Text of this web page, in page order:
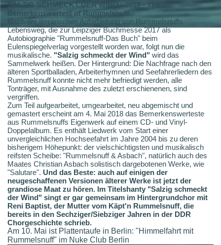
SALZIG SCHMECKT DER WIND - 2018 - The
Bemerkenswertest of Rummelsnuff
Nach der literarischen Aufarbeitung von Rummelsnuffs
Lebensweg, die zur Leipziger Buchmesse 2017 als
Autobiographie "Rummelsnuff-Das Buch" beim
Eulenspiegelverlag vorgestellt worden war, folgt nun die
musikalische. "Salzig schmeckt der Wind" wird das
Sammelwerk heißen. Der Hintergrund: Die Nachfrage nach den
älteren Sportballaden, Arbeiterhymnen und Seefahrerliedern des
Rummelsnuff konnte nicht mehr befriedigt werden, alle
Tonträger, mit Ausnahme des zuletzt erschienenen, sind
vergriffen.
Zum Teil aufgearbeitet, umgearbeitet, neu abgemischt und
gemastert erscheint am 4. Mai 2018 das Bemerkenswerteste
aus Rummelsnuffs Eigenwerk auf einem CD- und Vinyl-
Doppelalbum. Es enthält Liedwerk vom Start einer
unvergleichlichen Hochseefahrt im Jahre 2004 bis zu deren
bisherigem Höhepunkt: der vielschichtigsten und musikalisch
reifsten Scheibe: "Rummelsnuff & Asbach", natürlich auch des
Maates Christian Asbach solistisch dargebotenen Werke, wie
"Salutare". Und das Beste: auch auf einigen der
neugeschaffenen Versionen älterer Werke ist jetzt der
grandiose Maat zu hören. Im Titelshanty "Salzig schmeckt
der Wind" singt er gar gemeinsam im Hintergrundchor mit
Reni Baptist, der Mutter vom Käpt'n Rummelsnuff, die
bereits in den Sechziger/Siebziger Jahren in der DDR
Chorgeschichte schrieb.
Am 10. Mai ist Plattentaufe in Berlin: "Himmelfahrt mit
Rummelsnuff" im Nuke Club Berlin